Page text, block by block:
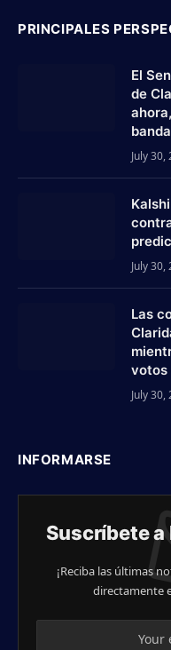
PRINCIPALES
El
de
July 30,
July 30,
Las
votos
July 30,
INFORMARSE
Suscríbete
¡Reciba las últimas
directamente